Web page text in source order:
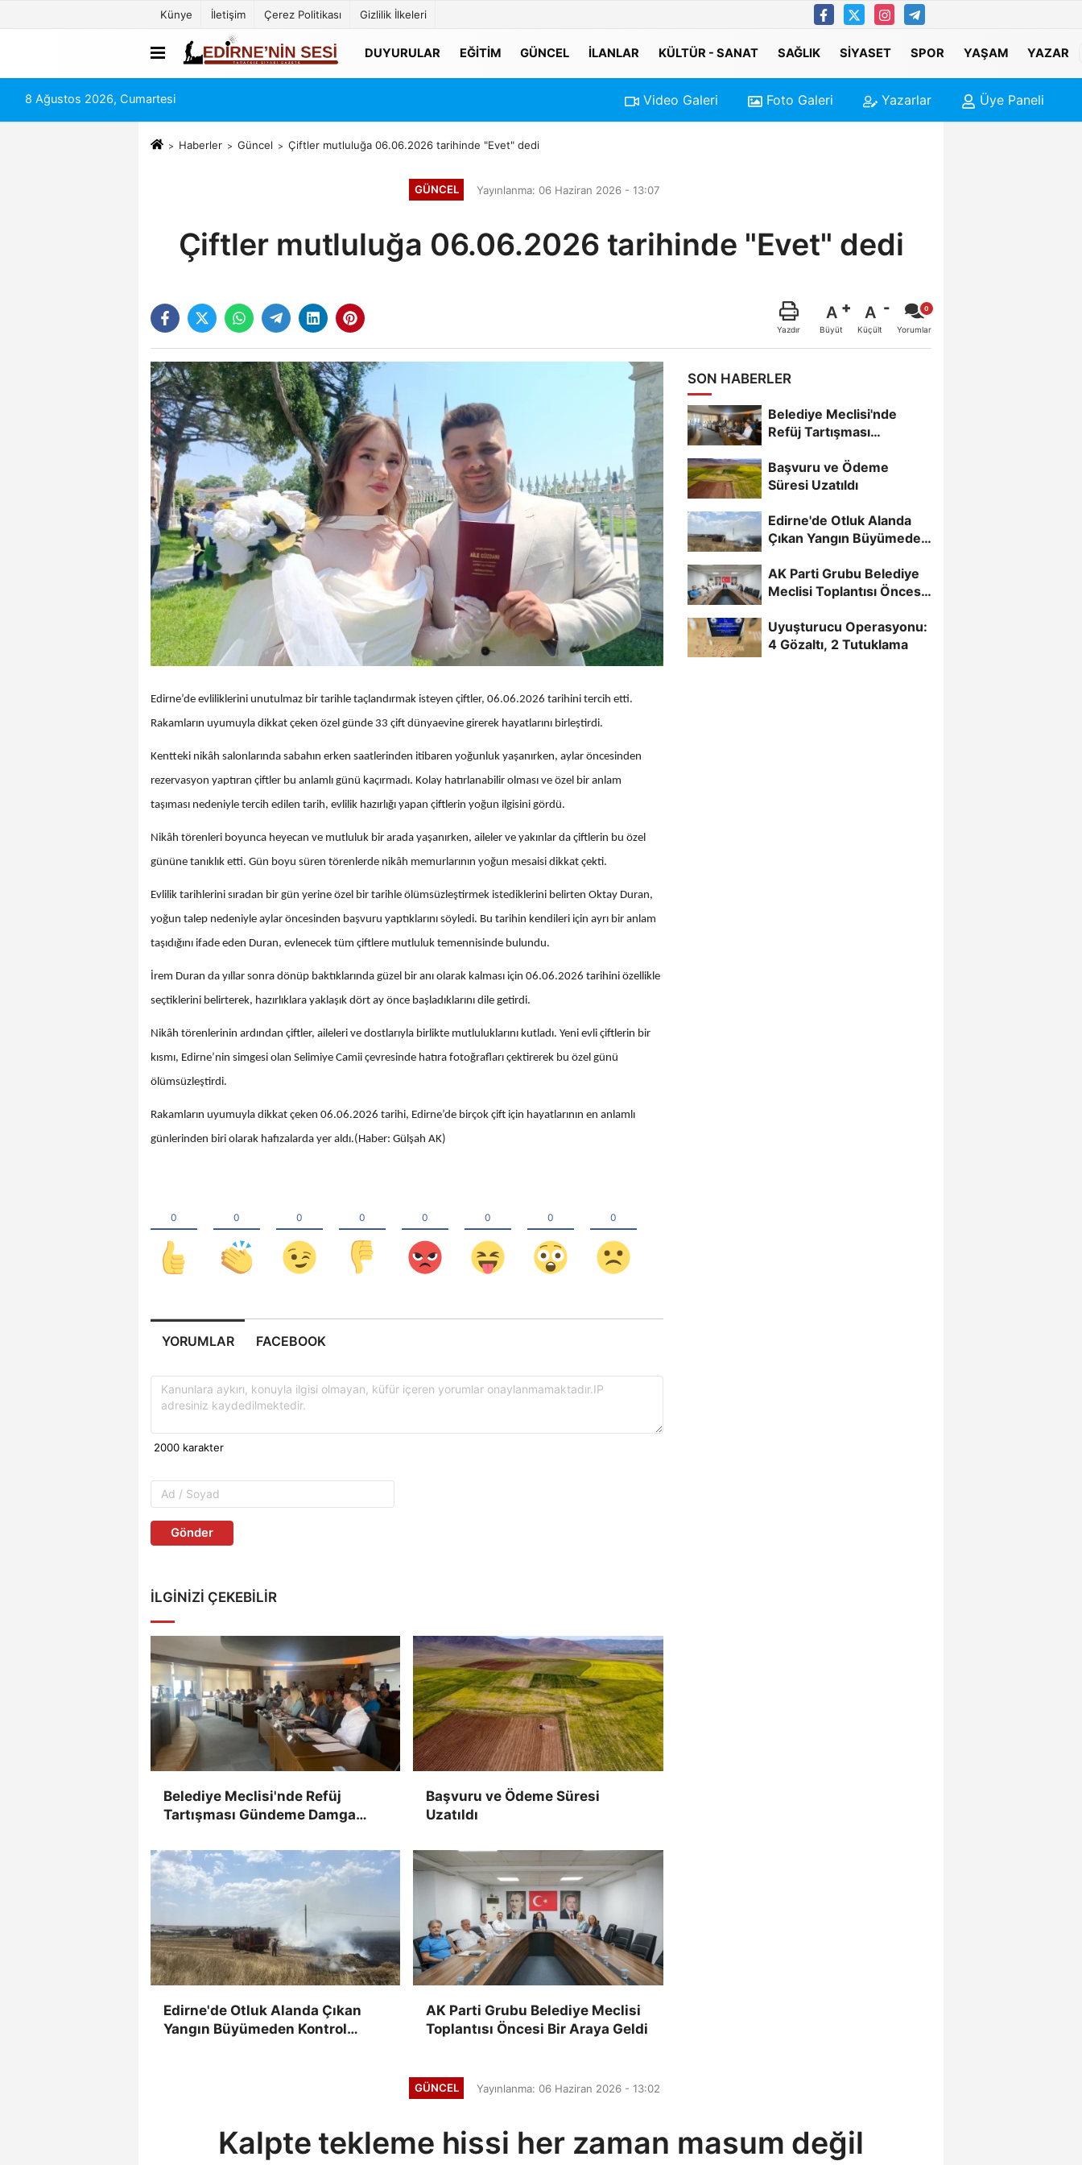
Künye İletişim Çerez Politikası Gizlilik İlkeleri
DUYURULAR EĞITIM GÜNCEL İLANLAR KÜLTÜR - SANAT SAĞLIK SIYASET SPOR YAŞAM YAZAR
8 Ağustos 2026, Cumartesi Video Galeri Foto Galeri Yazarlar Üye Paneli
Haberler Güncel Çiftler mutluluğa 06.06.2026 tarihinde "Evet" dedi
GÜNCEL Yayınlanma: 06 Haziran 2026 - 13:07
Çiftler mutluluğa 06.06.2026 tarihinde "Evet" dedi
Yazdır
A
Büyüt
A
Küçült Yorumlar
Edirne’de evliliklerini unutulmaz bir tarihle taçlandırmak isteyen çiftler, 06.06.2026 tarihini tercih etti.
Rakamların uyumuyla dikkat çeken özel günde 33 çift dünyaevine girerek hayatlarını birleştirdi.
Kentteki nikâh salonlarında sabahın erken saatlerinden itibaren yoğunluk yaşanırken, aylar öncesinden
rezervasyon yaptıran çiftler bu anlamlı günü kaçırmadı. Kolay hatırlanabilir olması ve özel bir anlam
taşıması nedeniyle tercih edilen tarih, evlilik hazırlığı yapan çiftlerin yoğun ilgisini gördü.
Nikâh törenleri boyunca heyecan ve mutluluk bir arada yaşanırken, aileler ve yakınlar da çiftlerin bu özel
gününe tanıklık etti. Gün boyu süren törenlerde nikâh memurlarının yoğun mesaisi dikkat çekti.
Evlilik tarihlerini sıradan bir gün yerine özel bir tarihle ölümsüzleştirmek istediklerini belirten Oktay Duran,
yoğun talep nedeniyle aylar öncesinden başvuru yaptıklarını söyledi. Bu tarihin kendileri için ayrı bir anlam
taşıdığını ifade eden Duran, evlenecek tüm çiftlere mutluluk temennisinde bulundu.
İrem Duran da yıllar sonra dönüp baktıklarında güzel bir anı olarak kalması için 06.06.2026 tarihini özellikle
seçtiklerini belirterek, hazırlıklara yaklaşık dört ay önce başladıklarını dile getirdi.
Nikâh törenlerinin ardından çiftler, aileleri ve dostlarıyla birlikte mutluluklarını kutladı. Yeni evli çiftlerin bir
kısmı, Edirne’nin simgesi olan Selimiye Camii çevresinde hatıra fotoğrafları çektirerek bu özel günü
ölümsüzleştirdi.
Rakamların uyumuyla dikkat çeken 06.06.2026 tarihi, Edirne’de birçok çift için hayatlarının en anlamlı
günlerinden biri olarak hafızalarda yer aldı.(Haber: Gülşah AK)
YORUMLAR FACEBOOK
Gönder
İLGINIZI ÇEKEBILIR
Belediye Meclisi'nde Refüj
Tartışması Gündeme Damga
Başvuru ve Ödeme Süresi
Uzatıldı
Edirne'de Otluk Alanda Çıkan
Yangın Büyümeden Kontrol
AK Parti Grubu Belediye Meclisi
Toplantısı Öncesi Bir Araya Geldi
SON HABERLER
Belediye Meclisi'nde
Refüj Tartışması
Başvuru ve Ödeme
Süresi Uzatıldı
Edirne'de Otluk Alanda
Çıkan Yangın Büyümeden
AK Parti Grubu Belediye
Meclisi Toplantısı Öncesi
Uyuşturucu Operasyonu:
4 Gözaltı, 2 Tutuklama
GÜNCEL Yayınlanma: 06 Haziran 2026 - 13:02
Kalpte tekleme hissi her zaman masum değil